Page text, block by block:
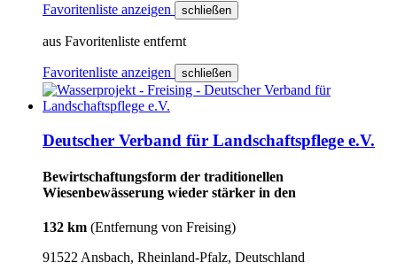
Favoritenliste anzeigen schließen
aus Favoritenliste entfernt
Favoritenliste anzeigen schließen
Deutscher Verband für Landschaftspflege e.V.
Bewirtschaftungsform der traditionellen
Wiesenbewässerung wieder stärker in den
132 km (Entfernung von Freising)
91522 Ansbach, Rheinland-Pfalz, Deutschland